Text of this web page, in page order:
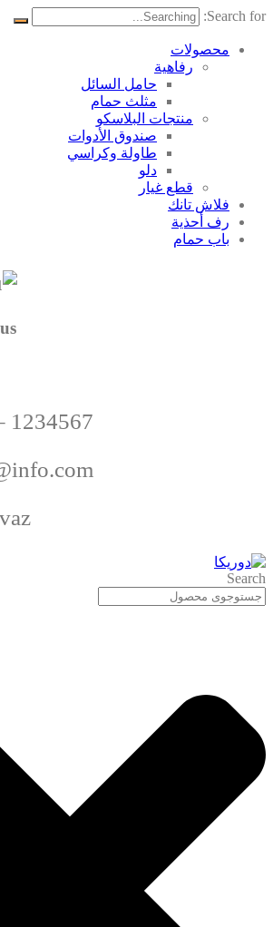
Search for:
محصولات
رفاهية
حامل السائل
مثلث حمام
منتجات البلاسکو
صندوق الأدوات
طاولة وكراسي
دلو
قطع غيار
فلاش تانك
رف أحذية
باب حمام
1234567
Search